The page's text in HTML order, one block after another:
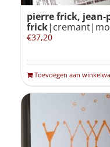
pierre frick,
frick
€37,20
Toevoegen aan